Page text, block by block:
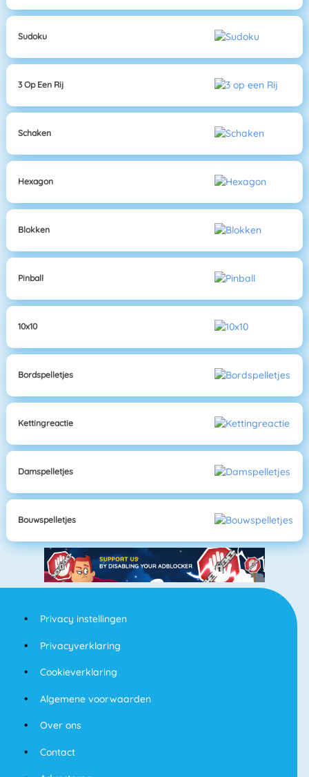
Sudoku
3 Op Een Rij
Schaken
Hexagon
Blokken
Pinball
10x10
Bordspelletjes
Kettingreactie
Damspelletjes
Bouwspelletjes
Privacy instellingen
Privacyverklaring
Cookieverklaring
Algemene voorwaarden
Over ons
Contact